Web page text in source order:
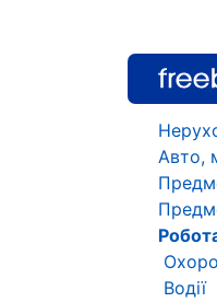
Авто,
Водії